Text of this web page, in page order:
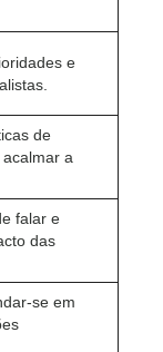
e
de
a
falar e
das
se em